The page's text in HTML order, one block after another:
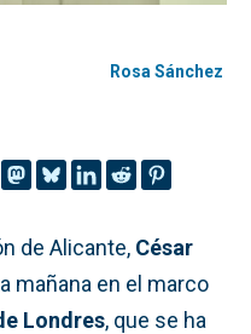
Rosa Sánchez
de Alicante, César
mañana en el marco
Londres, que se ha